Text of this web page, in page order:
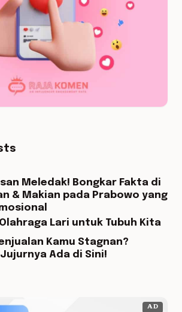
Meledak! Bongkar Fakta di
& Makian pada Prabowo yang
Lari untuk Tubuh Kita
Kamu Stagnan?
Ada di Sini!
AD